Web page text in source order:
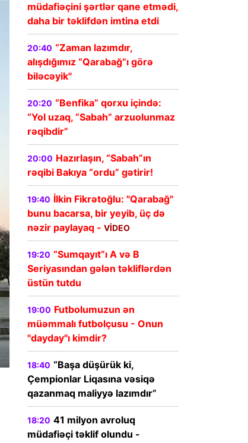
müdafiəçini şərtlər qane etmədi,
daha bir təklifdən imtina etdi
20:40 “Zaman lazımdır,
alışdığımız “Qarabağ”ı görə
biləcəyik"
20:20 “Benfika” qorxu içində:
“Yol uzaq, ”Sabah” arzuolunmaz
rəqibdir”
20:00 Hazırlaşın, “Sabah”ın
rəqibi Bakıya “ordu” gətirir!
19:40 İlkin Fikrətoğlu: "Qarabağ"
bunu bacarsa, bir yeyib, üç də
nəzir paylayaq - VİDEO
19:20 “Sumqayıt”ı A və B
Seriyasından gələn təkliflərdən
üstün tutdu
19:00 Futbolumuzun ən
müəmmalı futbolçusu - Onun
"dayday"ı kimdir?
18:40 “Başa düşürük ki,
Çempionlar Liqasına vəsiqə
qazanmaq maliyyə lazımdır”
18:20 41 milyon avroluq
müdafiəçi təklif olundu -